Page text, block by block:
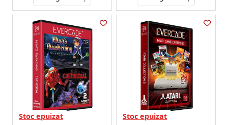
Stoc epuizat Stoc epuizat